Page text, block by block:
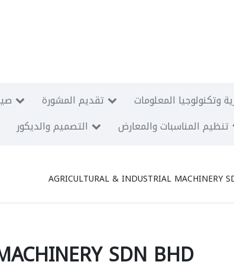
تقديم المشورة
وتكنولوجيا المعلومات
التصميم والديكور تنظيم المناسبات والمعارض
AGRICULTURAL & INDUSTRIAL MACHINERY
SDN BHD